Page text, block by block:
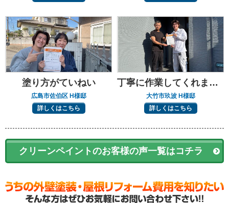
塗り方がていねい
広島市佐伯区 H様邸
詳しくはこちら
丁寧に作業してくれました
大竹市玖波 H様邸
詳しくはこちら
クリーンペイントのお客様の声一覧はコチラ